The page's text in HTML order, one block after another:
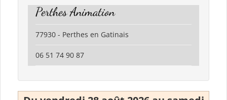
Perthes Animation
77930 - Perthes en Gatinais
06 51 74 90 87